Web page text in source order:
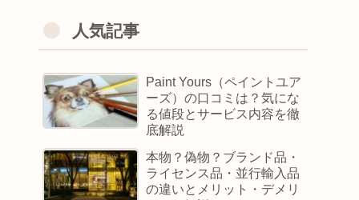
人気記事
Paint Yours（ペイントユア
ーズ）の口コミは？気にな
る値段とサービス内容を徹
底解説
本物？偽物？ブランド品・
ライセンス品・並行輸入品
の違いとメリット・デメリ